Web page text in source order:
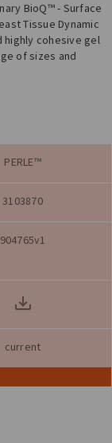
BioQ™ - Surface
Tissue Dynamic
highly cohesive gel
of sizes and
PERLE™
3103870
904765v1
current